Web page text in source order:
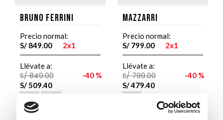
Bruno Ferrini
Precio normal:
S/ 849.00 2x1
Llévate a:
S/ 849.00
S/509.40
40 %
Mazzarri
Precio normal:
S/ 799.00 2x1
Llévate a:
S/ 799.00
S/479.40
40 %